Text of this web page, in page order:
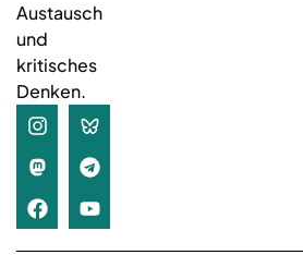
Austausch
und
kritisches
Denken.